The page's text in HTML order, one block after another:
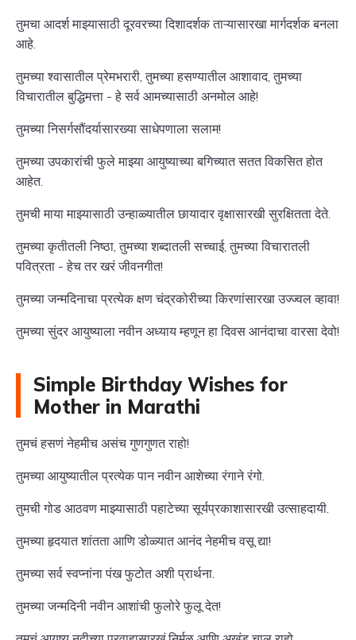
तुमचा आदर्श माझ्यासाठी दूरवरच्या दिशादर्शक ताऱ्यासारखा मार्गदर्शक बनला
आहे.
तुमच्या श्वासातील प्रेमभरारी, तुमच्या हसण्यातील आशावाद, तुमच्या
विचारातील बुद्धिमत्ता - हे सर्व आमच्यासाठी अनमोल आहे!
तुमच्या निसर्गसौंदर्यासारख्या साधेपणाला सलाम!
तुमच्या उपकारांची फुले माझ्या आयुष्याच्या बगिच्यात सतत विकसित होत
आहेत.
तुमची माया माझ्यासाठी उन्हाळ्यातील छायादार वृक्षासारखी सुरक्षितता देते.
तुमच्या कृतीतली निष्ठा, तुमच्या शब्दातली सच्चाई, तुमच्या विचारातली
पवित्रता - हेच तर खरं जीवनगीत!
तुमच्या जन्मदिनाचा प्रत्येक क्षण चंद्रकोरीच्या किरणांसारखा उज्ज्वल व्हावा!
तुमच्या सुंदर आयुष्याला नवीन अध्याय म्हणून हा दिवस आनंदाचा वारसा देवो!
Simple Birthday Wishes for
Mother in Marathi
तुमचं हसणं नेहमीच असंच गुणगुणत राहो!
तुमच्या आयुष्यातील प्रत्येक पान नवीन आशेच्या रंगाने रंगो.
तुमची गोड आठवण माझ्यासाठी पहाटेच्या सूर्यप्रकाशासारखी उत्साहदायी.
तुमच्या हृदयात शांतता आणि डोळ्यात आनंद नेहमीच वसू द्या!
तुमच्या सर्व स्वप्नांना पंख फुटोत अशी प्रार्थना.
तुमच्या जन्मदिनी नवीन आशांची फुलोरे फुलू देत!